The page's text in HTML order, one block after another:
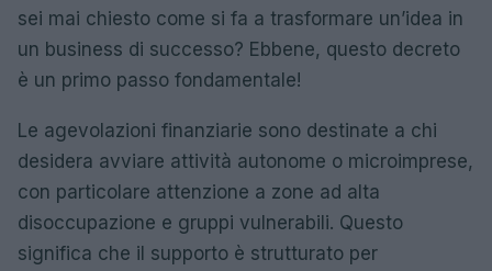
sei mai chiesto come si fa a trasformare un’idea in
un business di successo? Ebbene, questo decreto
è un primo passo fondamentale!
Le agevolazioni finanziarie sono destinate a chi
desidera avviare attività autonome o microimprese,
con particolare attenzione a zone ad alta
disoccupazione e gruppi vulnerabili. Questo
significa che il supporto è strutturato per